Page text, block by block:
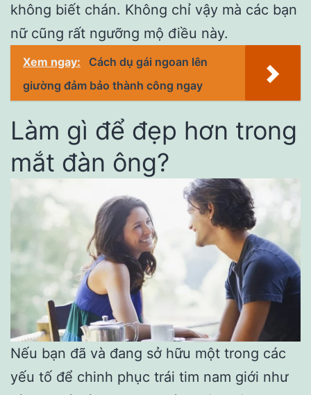
không biết chán. Không chỉ vậy mà các bạn
nữ cũng rất ngưỡng mộ điều này.
Xem ngay:
Cách dụ gái ngoan lên
giường đảm bảo thành công ngay
Làm gì để đẹp hơn trong
mắt đàn ông?
Nếu bạn đã và đang sở hữu một trong các
yếu tố để chinh phục trái tim nam giới như